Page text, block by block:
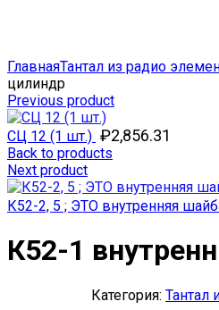
ГлавнаяТантал из радио
цилиндр
Previous product
СЦ 12 (1 шт.) ₽2,856.31
Back to products
Next product
К52-2, 5 ; ЭТО внутренняя
К52-1
Категория: Тантал